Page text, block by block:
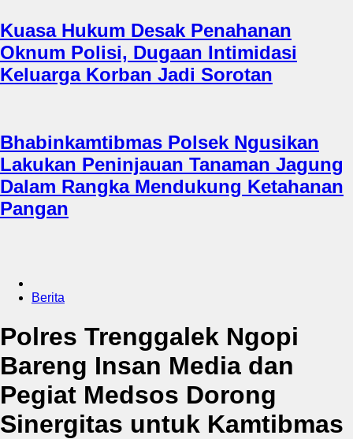
Kuasa Hukum Desak Penahanan
Oknum Polisi, Dugaan Intimidasi
Keluarga Korban Jadi Sorotan
Bhabinkamtibmas Polsek Ngusikan
Lakukan Peninjauan Tanaman Jagung
Dalam Rangka Mendukung Ketahanan
Pangan
Berita
Polres Trenggalek Ngopi
Bareng Insan Media dan
Pegiat Medsos Dorong
Sinergitas untuk Kamtibmas